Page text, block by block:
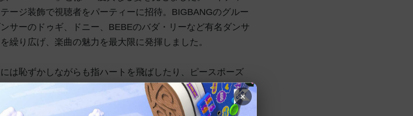
ージ装飾で視聴者をパーティーに招待。BIGBANGのグルー
サーのドゥギ、ドニー、BEBEのバダ・リーなど有名ダンサ
繰り広げ、楽曲の魅力を最大限に発揮しました。
は恥ずかしながらも指ハートを飛ばしたり、ピースポーズ
エンディング妖精で視聴者を魅了しました。
×